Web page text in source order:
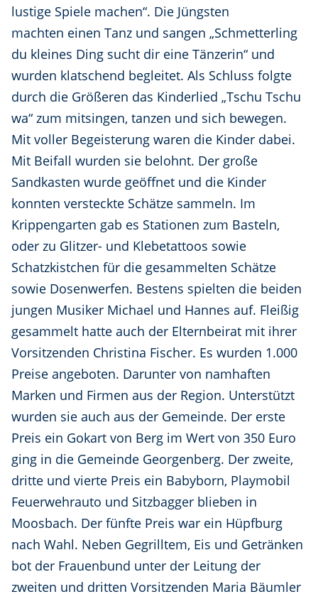
lustige Spiele machen“. Die Jüngsten
machten einen Tanz und sangen „Schmetterling
du kleines Ding sucht dir eine Tänzerin“ und
wurden klatschend begleitet. Als Schluss folgte
durch die Größeren das Kinderlied „Tschu Tschu
wa“ zum mitsingen, tanzen und sich bewegen.
Mit voller Begeisterung waren die Kinder dabei.
Mit Beifall wurden sie belohnt. Der große
Sandkasten wurde geöffnet und die Kinder
konnten versteckte Schätze sammeln. Im
Krippengarten gab es Stationen zum Basteln,
oder zu Glitzer- und Klebetattoos sowie
Schatzkistchen für die gesammelten Schätze
sowie Dosenwerfen. Bestens spielten die beiden
jungen Musiker Michael und Hannes auf. Fleißig
gesammelt hatte auch der Elternbeirat mit ihrer
Vorsitzenden Christina Fischer. Es wurden 1.000
Preise angeboten. Darunter von namhaften
Marken und Firmen aus der Region. Unterstützt
wurden sie auch aus der Gemeinde. Der erste
Preis ein Gokart von Berg im Wert von 350 Euro
ging in die Gemeinde Georgenberg. Der zweite,
dritte und vierte Preis ein Babyborn, Playmobil
Feuerwehrauto und Sitzbagger blieben in
Moosbach. Der fünfte Preis war ein Hüpfburg
nach Wahl. Neben Gegrilltem, Eis und Getränken
bot der Frauenbund unter der Leitung der
zweiten und dritten Vorsitzenden Maria Bäumler